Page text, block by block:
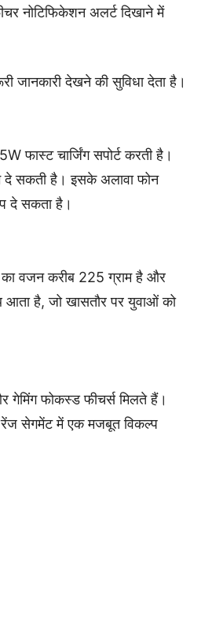
नोटिफिकेशन अलर्ट दिखाने में
जानकारी देखने की सुविधा देता है।
फास्ट चार्जिंग सपोर्ट करती है।
दे सकती है। इसके अलावा फोन
दे सकता है।
वजन करीब 225 ग्राम है और
है, जो खासतौर पर युवाओं को
गेमिंग फोकस्ड फीचर्स मिलते हैं।
सेगमेंट में एक मजबूत विकल्प